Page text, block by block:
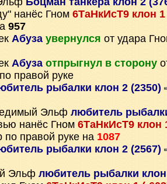
нанёс Гном 6ТаНкИсТ9 клон
957
Абуза увернулся от удара
Абуза отпрыгнул в сторону
по правой руке
рыбалки клон 2 (2350)
Эльф любитель
нанёс Гном 6ТаНкИсТ9 клон
по правой руке на 1087
рыбалки клон 2 (2567)
Эльф любитель рыбалки